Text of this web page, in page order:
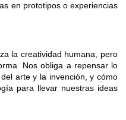
en prototipos o experiencias
la creatividad humana, pero
Nos obliga a repensar lo
arte y la invención, y cómo
para llevar nuestras ideas